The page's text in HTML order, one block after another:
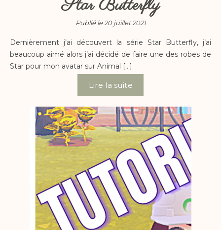
Star Butterfly
Publié le 20 juillet 2021
Dernièrement j’ai découvert la série Star Butterfly, j’ai
beaucoup aimé alors j’ai décidé de faire une des robes de
Star pour mon avatar sur Animal […]
Lire la suite